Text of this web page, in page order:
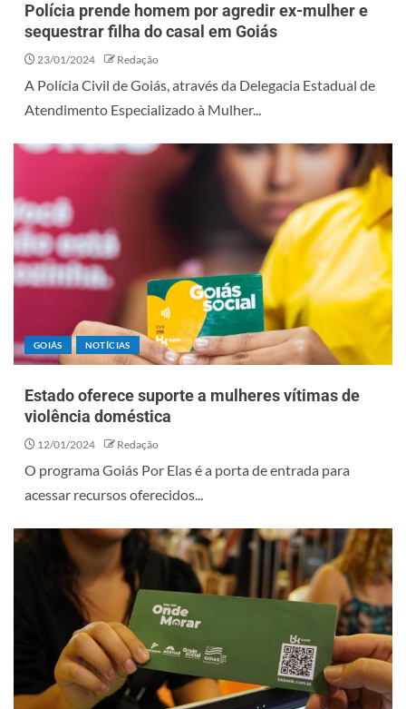
Polícia prende homem por agredir ex-mulher e
sequestrar filha do casal em Goiás
23/01/2024 Redação
A Polícia Civil de Goiás, através da Delegacia Estadual de
Atendimento Especializado à Mulher...
GOIÁS NOTÍCIAS
Estado oferece suporte a mulheres vítimas de
violência doméstica
12/01/2024 Redação
O programa Goiás Por Elas é a porta de entrada para
acessar recursos oferecidos...